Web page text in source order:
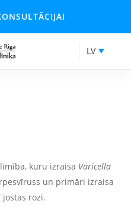
LV
kuru izraisa Varicella
un primāri izraisa
jostas rozi.